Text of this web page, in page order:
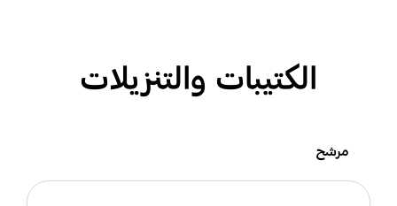
الكتيبات والتنزيلات
مرشح